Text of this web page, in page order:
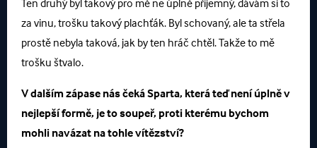
Ten druhý byl takový pro mě ne úplně příjemný, dávám si to
za vinu, trošku takový plachťák. Byl schovaný, ale ta střela
prostě nebyla taková, jak by ten hráč chtěl. Takže to mě
trošku štvalo.
V dalším zápase nás čeká Sparta, která teď není úplně v
nejlepší formě, je to soupeř, proti kterému bychom
mohli navázat na tohle vítězství?